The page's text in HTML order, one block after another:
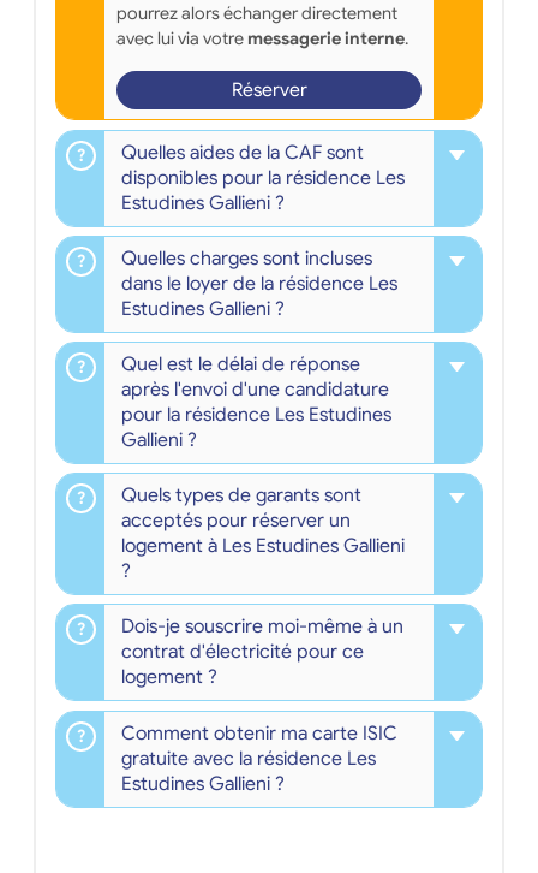
pourrez alors échanger directement
avec lui via votre messagerie interne.
Réserver
Quelles aides de la CAF sont
disponibles pour la résidence Les
Estudines Gallieni ?
Quelles charges sont incluses
dans le loyer de la résidence Les
Estudines Gallieni ?
Quel est le délai de réponse
après l'envoi d'une candidature
pour la résidence Les Estudines
Gallieni ?
Quels types de garants sont
acceptés pour réserver un
logement à Les Estudines Gallieni
?
Dois-je souscrire moi-même à un
contrat d'électricité pour ce
logement ?
Comment obtenir ma carte ISIC
gratuite avec la résidence Les
Estudines Gallieni ?